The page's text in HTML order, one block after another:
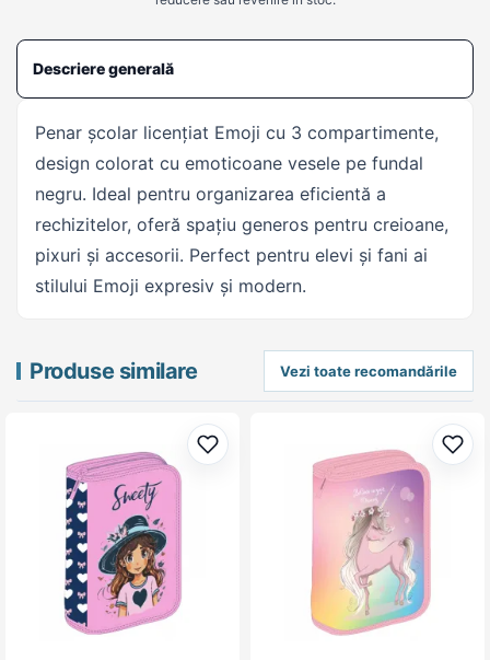
Descriere generală
Penar școlar licențiat Emoji cu 3 compartimente,
design colorat cu emoticoane vesele pe fundal
negru. Ideal pentru organizarea eficientă a
rechizitelor, oferă spațiu generos pentru creioane,
pixuri și accesorii. Perfect pentru elevi și fani ai
stilului Emoji expresiv și modern.
Produse similare Vezi toate recomandările
Adaugă la favorite